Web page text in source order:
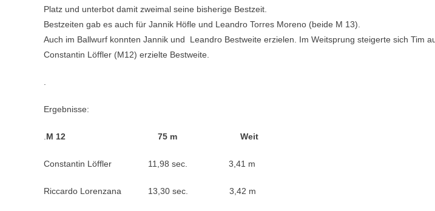
Platz und unterbot damit zweimal seine bisherige Bestzeit.
Bestzeiten gab es auch für Jannik Höfle und Leandro Torres Moreno (beide M 13).
Auch im Ballwurf konnten Jannik und Leandro Bestweite erzielen. Im Weitsprung steigerte sich Tim
Constantin Löffler (M12) erzielte Bestweite.
.
Ergebnisse:
.M 12 75 m Weit
Constantin Löffler 11,98 sec. 3,41 m
Riccardo Lorenzana 13,30 sec. 3,42 m